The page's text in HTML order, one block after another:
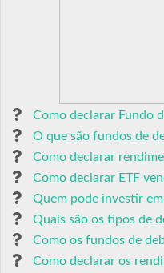
Como declarar Fundo
O que são fundos de
Como declarar
Como declarar ETF
Quem pode investir
Quais são os tipos de
Como os fundos de
Como declarar os